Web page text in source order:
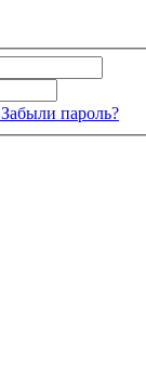
Забыли пароль?